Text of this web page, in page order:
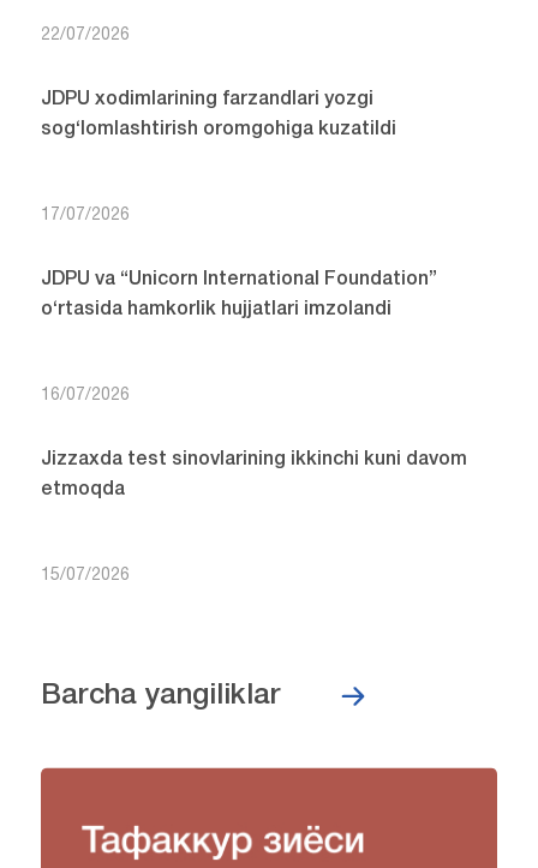
22/07/2026
JDPU xodimlarining farzandlari yozgi
sog‘lomlashtirish oromgohiga kuzatildi
17/07/2026
JDPU va “Unicorn International Foundation”
o‘rtasida hamkorlik hujjatlari imzolandi
16/07/2026
Jizzaxda test sinovlarining ikkinchi kuni davom
etmoqda
15/07/2026
Barcha yangiliklar